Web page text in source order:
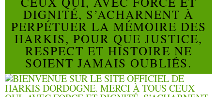
DIGNITÉ, S’ACHARNENT À
PERPÉTUER LA MÉMOIRE DES
HARKIS, POUR QUE JUSTICE,
RESPECT ET HISTOIRE NE
SOIENT JAMAIS OUBLIÉS.